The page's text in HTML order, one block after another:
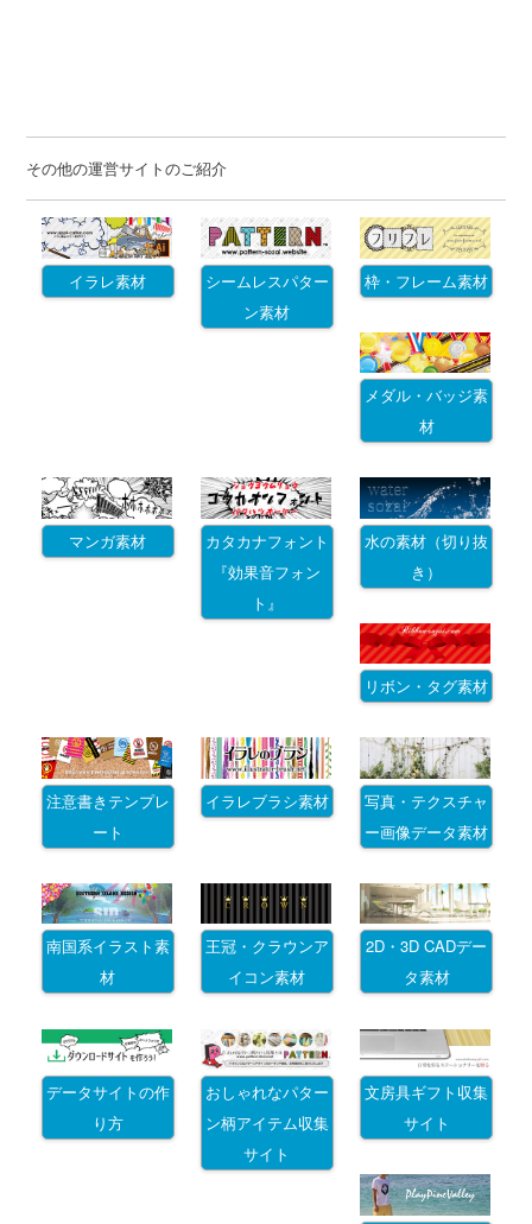
その他の運営サイトのご紹介
イラレ素材
シームレスパター
ン素材
枠・フレーム素材
メダル・バッジ素
材
マンガ素材
カタカナフォント
『効果音フォン
ト』
水の素材（切り抜
き）
リボン・タグ素材
注意書きテンプレ
ート
イラレブラシ素材
写真・テクスチャ
ー画像データ素材
南国系イラスト素
材
王冠・クラウンア
イコン素材
2D・3D CADデー
タ素材
データサイトの作
り方
おしゃれなパター
ン柄アイテム収集
サイト
文房具ギフト収集
サイト